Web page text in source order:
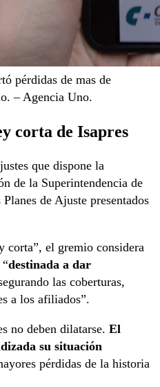
pérdidas de mas de
– Agencia Uno.
corta de Isapres
que dispone la
de la Superintendencia de
de Ajuste presentados
corta”, el gremio considera
destinada a dar
las coberturas,
a los afiliados”.
no deben dilatarse. El
su situación
pérdidas de la historia